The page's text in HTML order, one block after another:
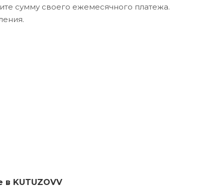
сумму своего ежемесячного платежа.
в KUTUZOVV